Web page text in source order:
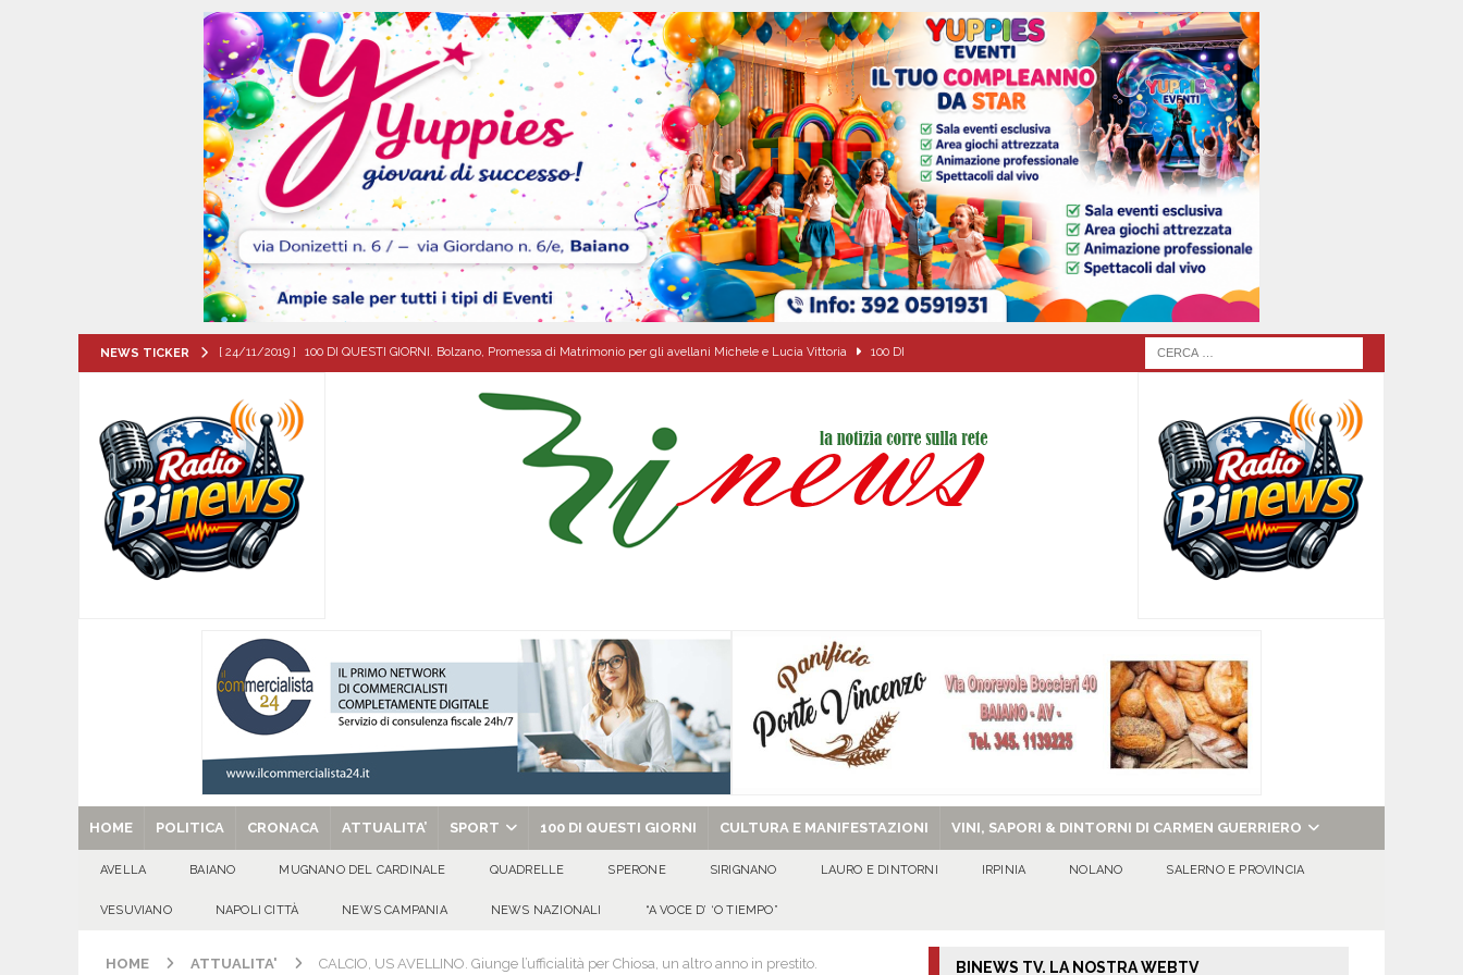
NEWS TICKER [ 24/11/2019 ] 100 DI QUESTI GIORNI. Bolzano, Promessa di Matrimonio per gli avellani Michele e Lucia Vittoria 100 DI
[ 06/08/2026 ] ‘O PRUVERBIO D’ ‘O JUORNO. Giovedì 6 agosto 2026 ALMANACCO
[ 06/08/2026 ] ALMANACCO DEL GIORNO. Giovedí, 6 Agosto 2026 ALMANACCO
[ 06/08/2026 ] SANT’Oggi. Giovedì 6 agosto si celebra la Trasfigurazione del Signore e sant’Ormisda EVIDENZA
[ 05/08/2026 ] Taurano, il Centro Estivo Comunale si chiude con una serata di emozioni e il primo campeggio nel Convento di
San Giovanni del Palco
[ 29/08/2025 ] SANT’Oggi. Venerdì 29 agosto la chiesa celebra il Martirio di san Giovanni Battista e santa Sabina
HOME POLITICA CRONACA ATTUALITA’ SPORT 100 DI QUESTI GIORNI CULTURA E MANIFESTAZIONI VINI, SAPORI & DINTORNI DI CARMEN GUERRIERO
AVELLA BAIANO MUGNANO DEL CARDINALE QUADRELLE SPERONE SIRIGNANO LAURO E DINTORNI IRPINIA NOLANO SALERNO E PROVINCIA
VESUVIANO NAPOLI CITTÀ NEWS CAMPANIA NEWS NAZIONALI “A VOCE D’ ‘O TIEMPO”
HOME ATTUALITA' CALCIO, US AVELLINO. Giunge l’ufficialità per Chiosa, un altro anno in prestito. BINEWS TV. LA NOSTRA WEBTV